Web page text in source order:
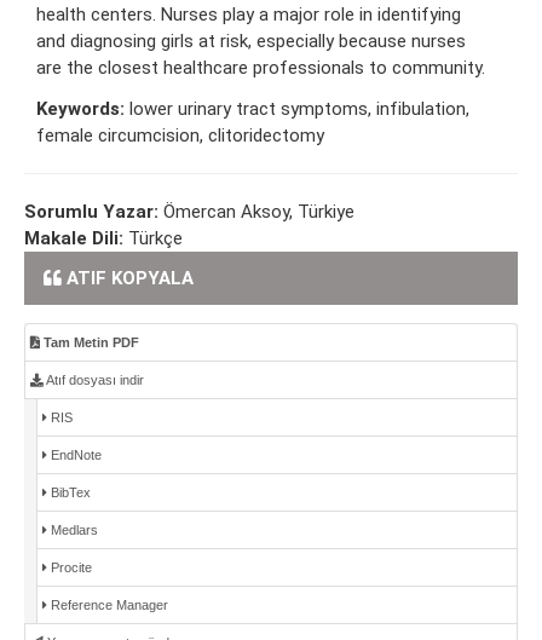
health centers. Nurses play a major role in identifying
and diagnosing girls at risk, especially because nurses
are the closest healthcare professionals to community.
Keywords: lower urinary tract symptoms, infibulation,
female circumcision, clitoridectomy
Sorumlu Yazar: Ömercan Aksoy, Türkiye
Makale Dili: Türkçe
ATIF KOPYALA
Tam Metin PDF
Atıf dosyası indir
RIS
EndNote
BibTex
Medlars
Procite
Reference Manager